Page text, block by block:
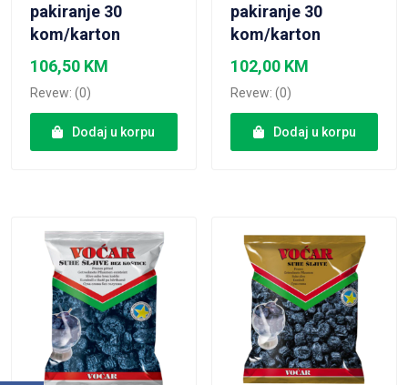
pakiranje 30
kom/karton
106,50 KM
Revew: (0)
Dodaj u korpu
pakiranje 30
kom/karton
102,00 KM
Revew: (0)
Dodaj u korpu